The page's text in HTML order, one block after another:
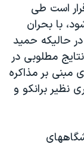
است طی
با بحران
حالیکه حمید
مطلوبی در
مبنی بر مذاکره
نظیر برانکو و